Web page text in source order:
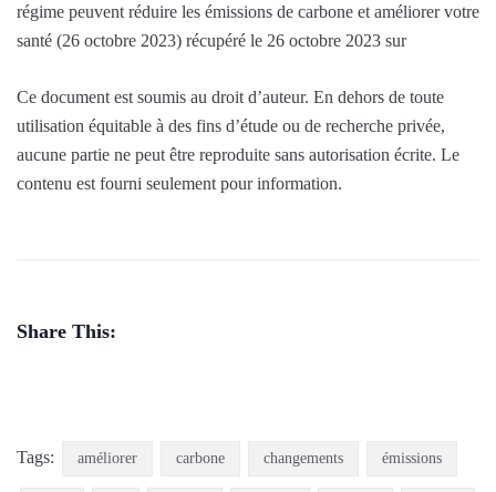
régime peuvent réduire les émissions de carbone et améliorer votre
santé (26 octobre 2023) récupéré le 26 octobre 2023 sur
Ce document est soumis au droit d’auteur. En dehors de toute
utilisation équitable à des fins d’étude ou de recherche privée,
aucune partie ne peut être reproduite sans autorisation écrite. Le
contenu est fourni seulement pour information.
Share This:
Tags: améliorer carbone changements émissions